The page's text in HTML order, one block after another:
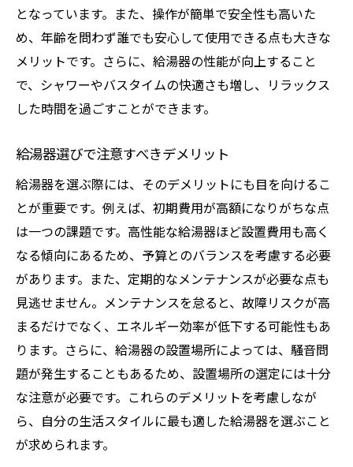
給湯器の安全センサーとその役割
給湯器の操作パネルの使い勝手
給湯器の設置工事における安全対策
あなたの家庭に最適な給湯器の選び方ガイド
家族構成に合った給湯器の選び方
給湯器の設置スペースの確認ポイント
給湯器の燃料タイプ別の選び方
給湯器のメンテナンスと交換時期の目安
給湯器購入前に確認すべきポイント
給湯器導入後のサポート体制の重要性
給湯器選びで失敗しないためのチェックポイン
ト
給湯器選びで陥りやすいミスとその対策
給湯器の購入前に確認すべき事項
優れた給湯器メーカーの特徴
給湯器の設置工事における注意点
給湯器の長期使用を見据えた選び方
となっています。また、操作が簡単で安全性も高いた
め、年齢を問わず誰でも安心して使用できる点も大きな
メリットです。さらに、給湯器の性能が向上すること
で、シャワーやバスタイムの快適さも増し、リラックス
した時間を過ごすことができます。
給湯器選びで注意すべきデメリット
給湯器を選ぶ際には、そのデメリットにも目を向けるこ
とが重要です。例えば、初期費用が高額になりがちな点
は一つの課題です。高性能な給湯器ほど設置費用も高く
なる傾向にあるため、予算とのバランスを考慮する必要
があります。また、定期的なメンテナンスが必要な点も
見逃せません。メンテナンスを怠ると、故障リスクが高
まるだけでなく、エネルギー効率が低下する可能性もあ
ります。さらに、給湯器の設置場所によっては、騒音問
題が発生することもあるため、設置場所の選定には十分
な注意が必要です。これらのデメリットを考慮しなが
ら、自分の生活スタイルに最も適した給湯器を選ぶこと
が求められます。